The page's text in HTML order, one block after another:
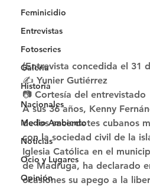
Feminicidio
Entrevistas
Fotoseries
Galería
Historia
Nacionales
Medio Ambiente
Noticias
Ocio y Lugares
Opinión
(Entrevista concedida el 31
✍ Yunier Gutiérrez
📷 Cortesía del entrevistado
A sus 36 años, Kenny
de los sacerdotes cubanos
con la sociedad civil de la
Iglesia Católica en el
de Madruga, ha declarado
ocasiones su apego a la